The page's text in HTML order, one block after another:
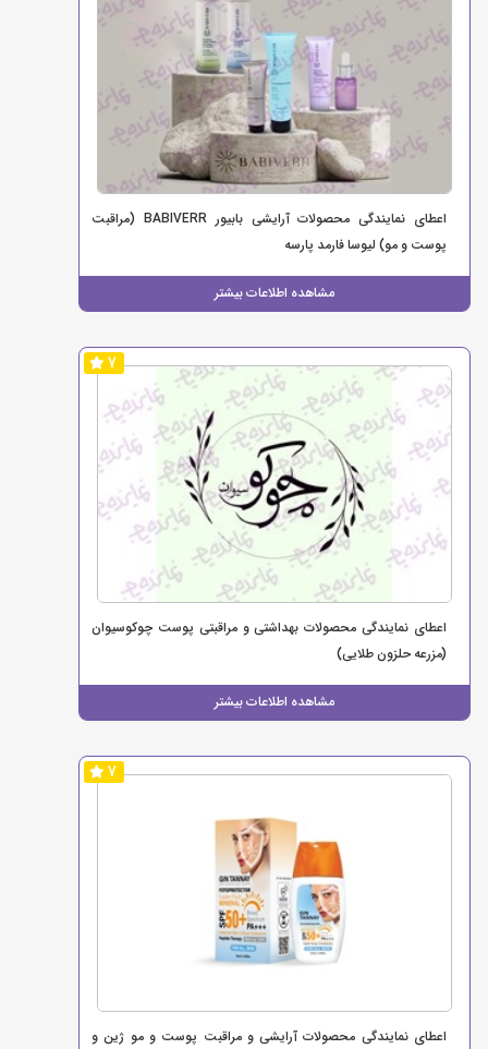
اعطای نمایندگی محصولات آرایشی بابیور BABIVERR (مراقبت
پوست و مو) لیوسا فارمد پارسه
مشاهده اطلاعات بیشتر
7
اعطای نمایندگی محصولات بهداشتی و مراقبتی پوست چوکوسیوان
(مزرعه حلزون طلایی)
مشاهده اطلاعات بیشتر
7
اعطای نمایندگی محصولات آرایشی و مراقبت پوست و مو ژین و